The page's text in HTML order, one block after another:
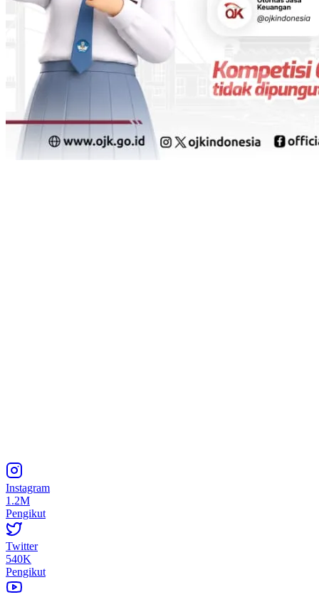
Instagram
1.2M
Pengikut
Twitter
540K
Pengikut